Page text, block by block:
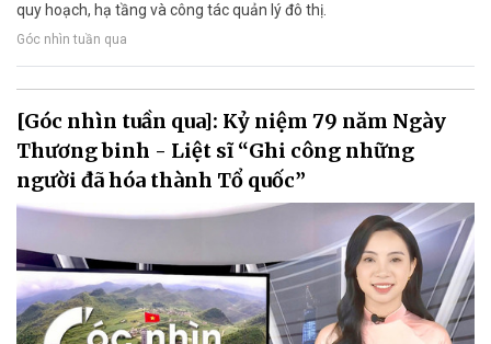
quy hoạch, hạ tầng và công tác quản lý đô thị.
Góc nhìn tuần qua
[Góc nhìn tuần qua]: Kỷ niệm 79 năm Ngày
Thương binh - Liệt sĩ “Ghi công những
người đã hóa thành Tổ quốc”